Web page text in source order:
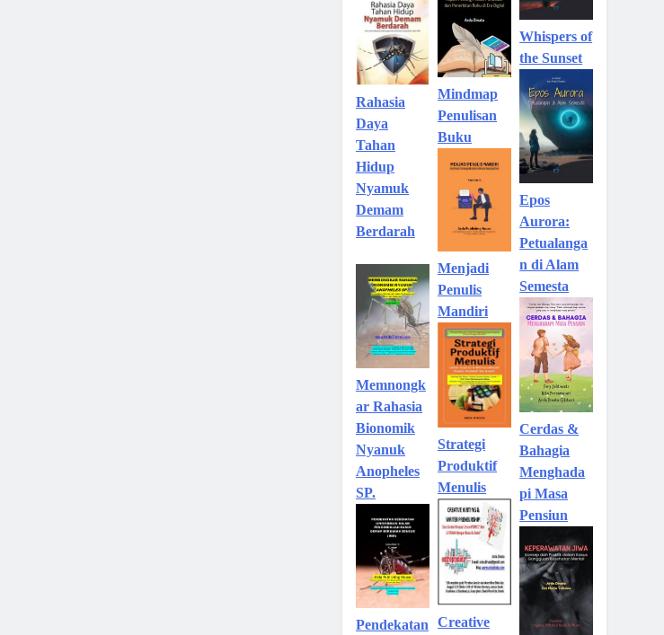
Rahasia
Daya
Tahan
Hidup
Nyamuk
Demam
Berdarah
Memnongk
ar Rahasia
Bionomik
Nyanuk
Anopheles
SP.
Pendekatan
Mindmap
Penulisan
Buku
Menjadi
Penulis
Mandiri
Strategi
Produktif
Menulis
Creative
Whispers of
the Sunset
Epos
Aurora:
Petualanga
n di Alam
Semesta
Cerdas &
Bahagia
Menghada
pi Masa
Pensiun